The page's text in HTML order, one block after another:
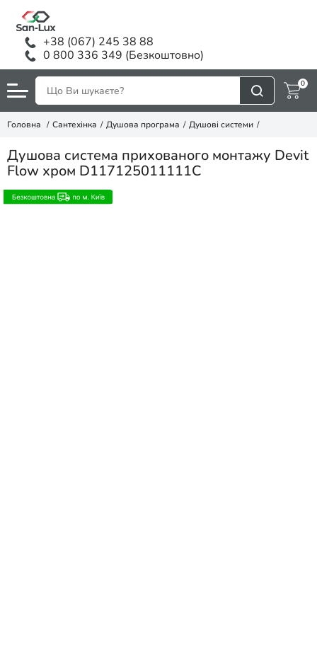
+38 (067) 245 38 88
0 800 336 349 (Безкоштовно)
0
Головна Сантехінка Душова програма Душові системи
Душова система прихованого монтажу Devit
Flow хром D117125011111C